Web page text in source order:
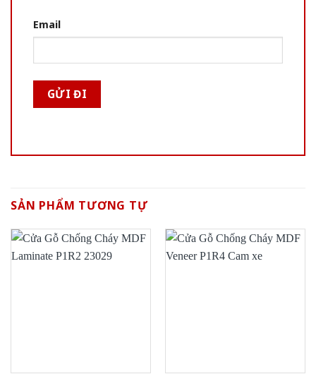
Email
SẢN PHẨM TƯƠNG TỰ